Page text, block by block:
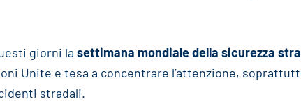
giorni la settimana mondiale della sicurezza
Unite e tesa a concentrare l’attenzione,
stradali.